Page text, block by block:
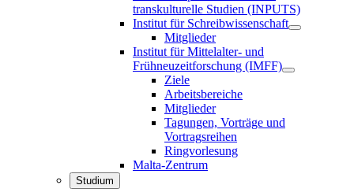
transkulturelle Studien (INPUTS)
Institut für Schreibwissenschaft
Mitglieder
Institut für Mittelalter- und
Frühneuzeitforschung (IMFF)
Ziele
Arbeitsbereiche
Mitglieder
Tagungen, Vorträge und
Vortragsreihen
Ringvorlesung
Malta-Zentrum
Studium